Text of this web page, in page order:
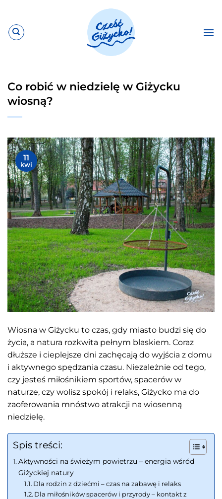
zawartości
Co robić w niedzielę w Giżycku
wiosną?
11
kwi
Wiosna w Giżycku to czas, gdy miasto budzi się do
życia, a natura rozkwita pełnym blaskiem. Coraz
dłuższe i cieplejsze dni zachęcają do wyjścia z domu
i aktywnego spędzania czasu. Niezależnie od tego,
czy jesteś miłośnikiem sportów, spacerów w
naturze, czy wolisz spokój i relaks, Giżycko ma do
zaoferowania mnóstwo atrakcji na wiosenną
niedzielę.
Spis treści:
Aktywności na świeżym powietrzu – energia wśród
Giżyckiej natury
Dla rodzin z dziećmi – czas na zabawę i relaks
Dla miłośników spacerów i przyrody – kontakt z